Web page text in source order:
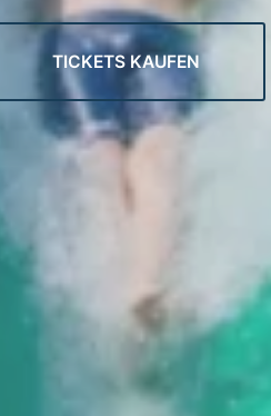
TICKETS KAUFEN